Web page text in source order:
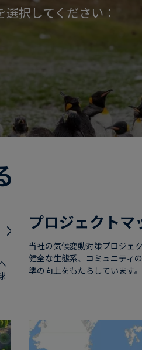
択してください：
プロジェクトマ
当社の気候変動対策プロジェ
健全な生態系、コミュニティ
準の向上をもたらしています。